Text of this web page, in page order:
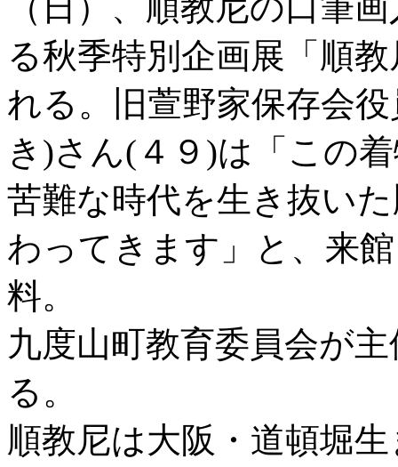
る秋季特別企画展「順
れる。旧萱野家保存会
き)さん(４９)は「この
苦難な時代を生き抜い
わってきます」と、来
料。
九度山町教育委員会が
る。
順教尼は大阪・道頓堀